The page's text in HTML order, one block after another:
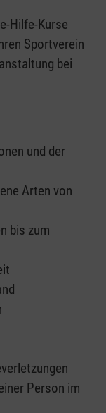
Hilfe-Kurse
Sportverein
bei
und der
Arten von
bis zum
Person im